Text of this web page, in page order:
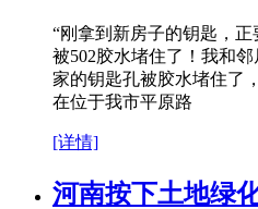
“刚拿到新房子的钥匙，
被502胶水堵住了！我和
家的钥匙孔被胶水堵住了
在位于我市平原路
[详情]
河南按下土地绿